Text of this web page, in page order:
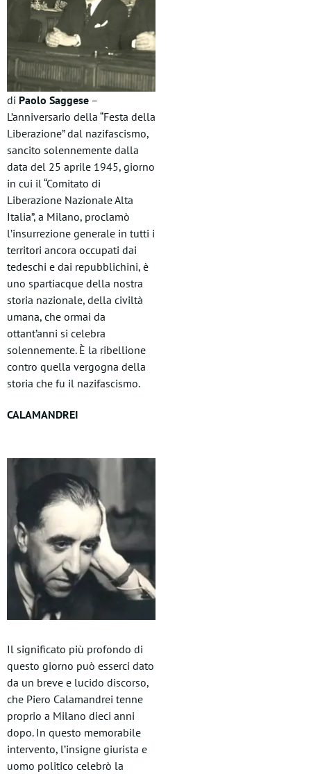
di Paolo Saggese –
L’anniversario della “Festa della
Liberazione” dal nazifascismo,
sancito solennemente dalla
data del 25 aprile 1945, giorno
in cui il “Comitato di
Liberazione Nazionale Alta
Italia”, a Milano, proclamò
l’insurrezione generale in tutti i
territori ancora occupati dai
tedeschi e dai repubblichini, è
uno spartiacque della nostra
storia nazionale, della civiltà
umana, che ormai da
ottant’anni si celebra
solennemente. È la ribellione
contro quella vergogna della
storia che fu il nazifascismo.
CALAMANDREI
Il significato più profondo di
questo giorno può esserci dato
da un breve e lucido discorso,
che Piero Calamandrei tenne
proprio a Milano dieci anni
dopo. In questo memorabile
intervento, l’insigne giurista e
uomo politico celebrò la